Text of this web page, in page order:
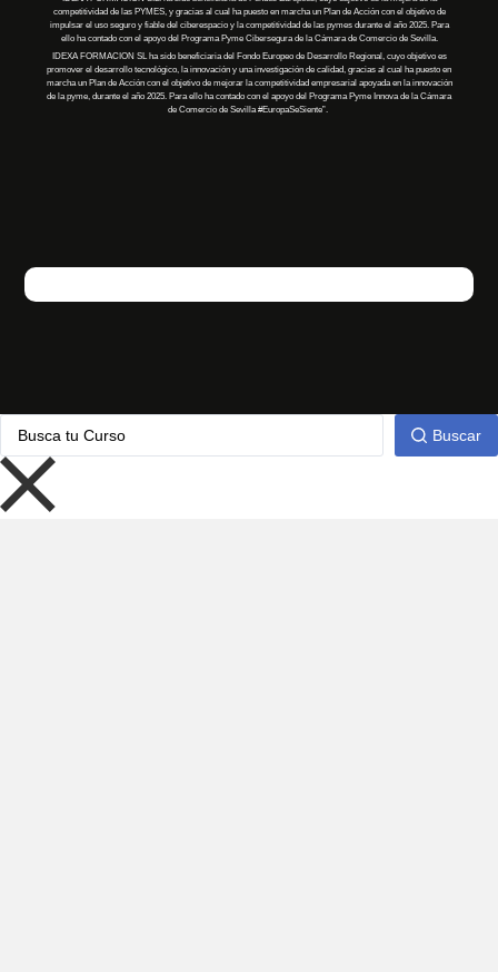
competitividad de las PYMES, y gracias al cual ha puesto en marcha un Plan de Acción con el objetivo de
impulsar el uso seguro y fiable del ciberespacio y la competitividad de las pymes durante el año 2025. Para
ello ha contado con el apoyo del Programa Pyme Cibersegura de la Cámara de Comercio de Sevilla.
IDEXA FORMACION SL ha sido beneficiariadel Fondo Europeo de Desarrollo Regional, cuyo objetivo es
promover el desarrollo tecnológico, la innovación y una investigación de calidad, gracias al cual hapuesto en
marcha un Plan de Acción con el objetivo de mejorar la competitividad empresarial apoyada en la innovación
de la pyme, durante el año 2025. Para ello hacontado con el apoyo del Programa Pyme Innova de la Cámara
de Comercio de Sevilla#EuropaSeSiente”.
Buscar